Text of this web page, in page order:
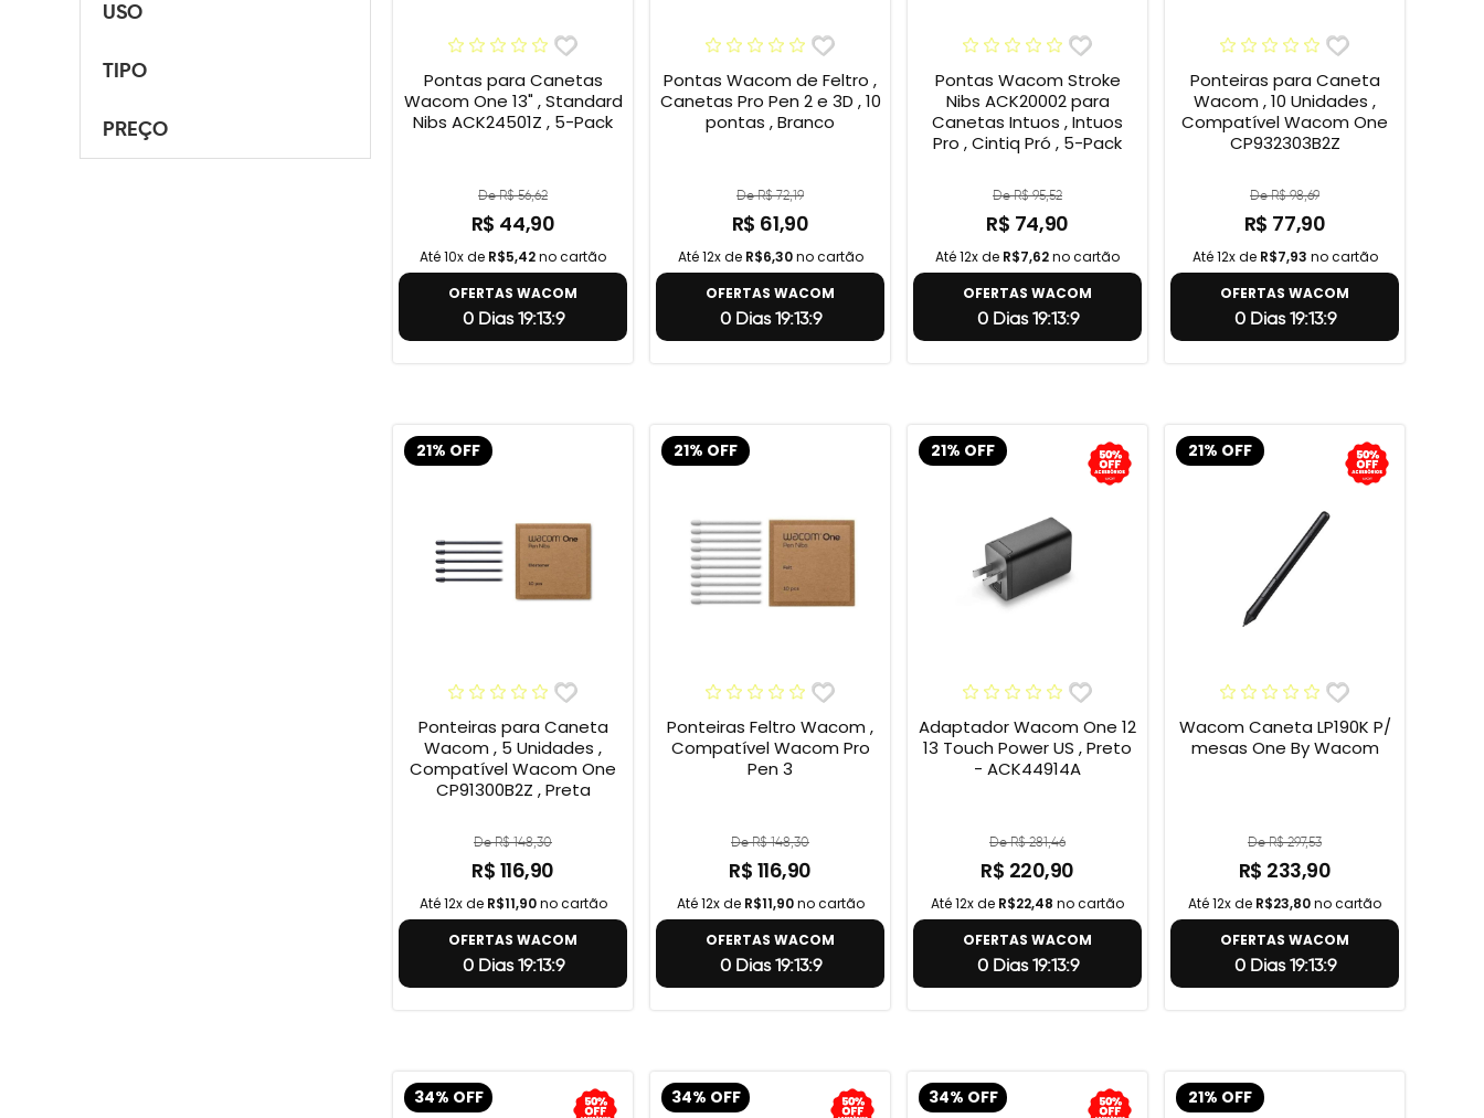
USO
TIPO
PREÇO
Pontas para Canetas
Wacom One 13" , Standard
Nibs ACK24501Z , 5-Pack
De R$ 56,62
R$ 44,90
Até 10x de R$5,42no cartão
OFERTAS WACOM
0 Dias 19:13:8
Pontas Wacom de Feltro ,
Canetas Pro Pen 2 e 3D , 10
pontas , Branco
De R$ 72,19
R$ 61,90
Até 12x de R$6,30no cartão
OFERTAS WACOM
0 Dias 19:13:8
Pontas Wacom Stroke
Nibs ACK20002 para
Canetas Intuos , Intuos
Pro , Cintiq Pró , 5-Pack
De R$ 95,52
R$ 74,90
Até 12x de R$7,62no cartão
OFERTAS WACOM
0 Dias 19:13:8
Ponteiras para Caneta
Wacom , 10 Unidades ,
Compatível Wacom One
CP932303B2Z
De R$ 98,69
R$ 77,90
Até 12x de R$7,93 no cartão
OFERTAS WACOM
0 Dias 19:13:8
21% OFF
Ponteiras para Caneta
Wacom , 5 Unidades ,
Compatível Wacom One
CP91300B2Z , Preta
De R$ 148,30
R$ 116,90
Até 12x de R$11,90no cartão
OFERTAS WACOM
0 Dias 19:13:8
21% OFF
Ponteiras Feltro Wacom ,
Compatível Wacom Pro
Pen 3
De R$ 148,30
R$ 116,90
Até 12x de R$11,90no cartão
OFERTAS WACOM
0 Dias 19:13:8
21% OFF
Adaptador Wacom One 12
13 Touch Power US , Preto
- ACK44914A
De R$ 281,46
R$ 220,90
Até 12x de R$22,48 no cartão
OFERTAS WACOM
0 Dias 19:13:8
21% OFF
Wacom Caneta LP190K P/
mesas One By Wacom
De R$ 297,53
R$ 233,90
Até 12x de R$23,80no cartão
OFERTAS WACOM
0 Dias 19:13:8
34% OFF 34% OFF 34% OFF 21% OFF